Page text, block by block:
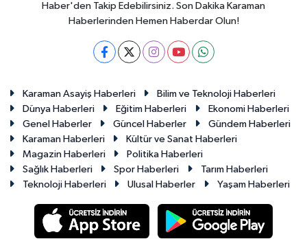
Haber'den Takip Edebilirsiniz. Son Dakika Karaman
Haberlerinden Hemen Haberdar Olun!
Karaman Asayiş Haberleri
Bilim ve Teknoloji Haberleri
Dünya Haberleri
Eğitim Haberleri
Ekonomi Haberleri
Genel Haberler
Güncel Haberler
Gündem Haberleri
Karaman Haberleri
Kültür ve Sanat Haberleri
Magazin Haberleri
Politika Haberleri
Sağlık Haberleri
Spor Haberleri
Tarım Haberleri
Teknoloji Haberleri
Ulusal Haberler Yaşam Haberleri